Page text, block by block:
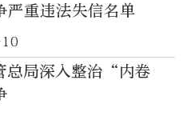
重违法失信名单
总局深入整治“内卷